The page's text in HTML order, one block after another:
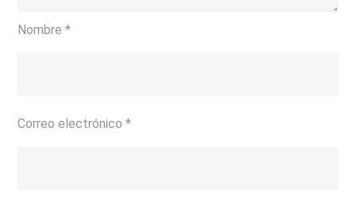
Nombre*
Correo electrónico*